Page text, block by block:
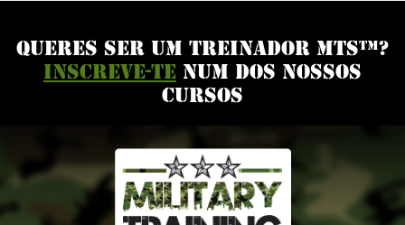
QUERES SER UM TREINADOR MTS™?
INSCREVE-TE NUM DOS NOSSOS
CURSOS